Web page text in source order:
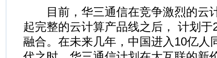
目前，华三通信在竞争激烈的云
起完整的云计算产品线之后， 计划
融合。在未来几年，中国进入10亿人